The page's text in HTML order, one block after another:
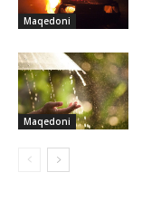
Maqedoni
Maqedoni